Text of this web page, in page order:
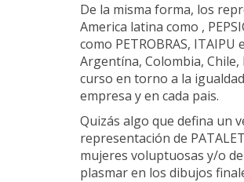
De la misma forma, los
America latina como ,
como PETROBRAS,
Argentína, Colombia,
curso en torno a la
empresa y en cada pais.
Quizás algo que defina un
representación de
mujeres voluptuosas y/o
plasmar en los dibujos